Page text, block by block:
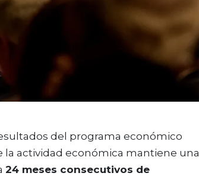
del programa económico
actividad económica mantiene una
24 meses consecutivos de